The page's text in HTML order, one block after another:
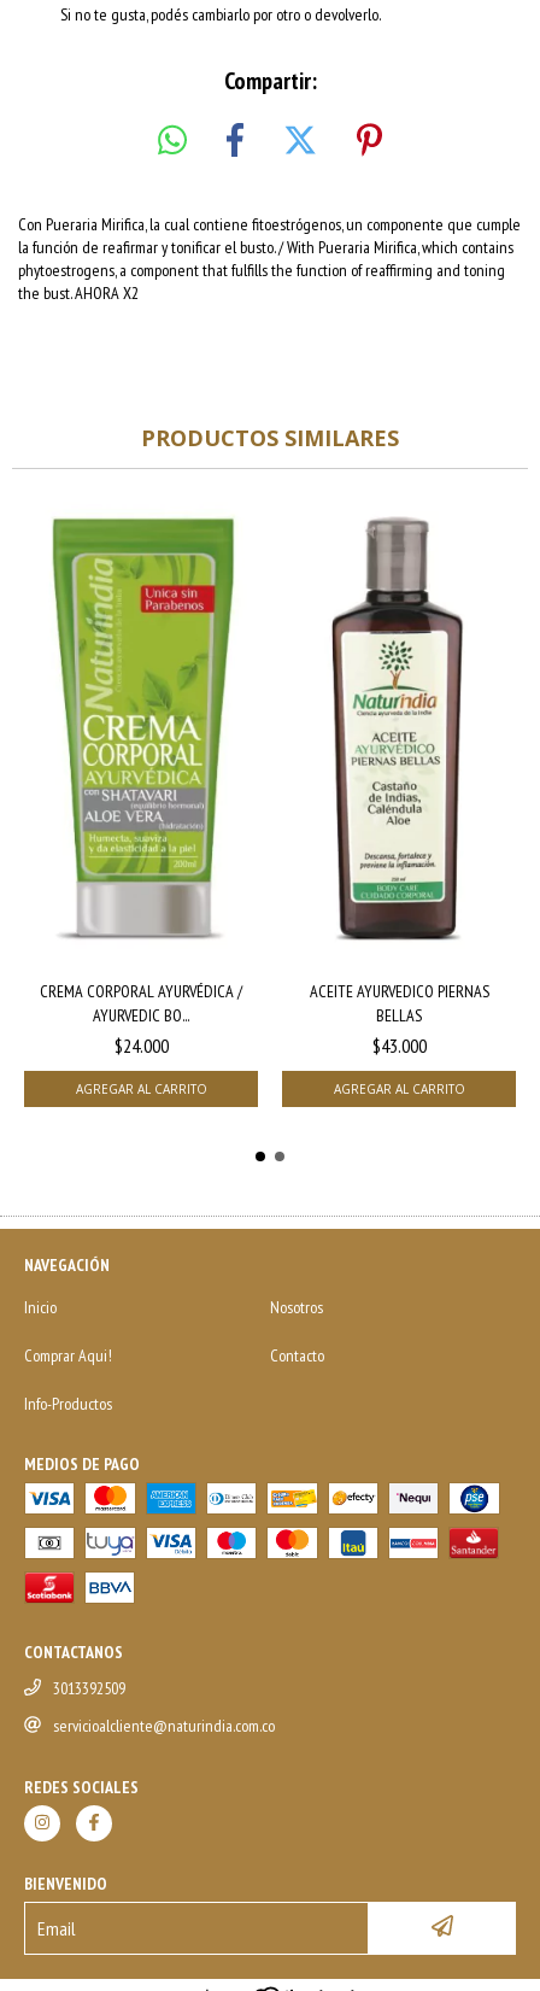
Si no te gusta, podés cambiarlo por otro o devolverlo.
Compartir:
Con Pueraria Mirifica, la cual contiene fitoestrógenos, un componente que cumple
la función de reafirmar y tonificar el busto. / With Pueraria Mirifica, which contains
phytoestrogens, a component that fulfills the function of reaffirming and toning
the bust. AHORA X2
PRODUCTOS SIMILARES
CREMA CORPORAL AYURVÉDICA /
AYURVEDIC BO...
$24.000
ACEITE AYURVEDICO PIERNAS
BELLAS
$43.000
NAVEGACIÓN
Inicio
Nosotros
Comprar Aqui! Contacto
Info-Productos
MEDIOS DE PAGO
CONTACTANOS
3013392509
servicioalcliente@naturindia.com.co
REDES SOCIALES
BIENVENIDO